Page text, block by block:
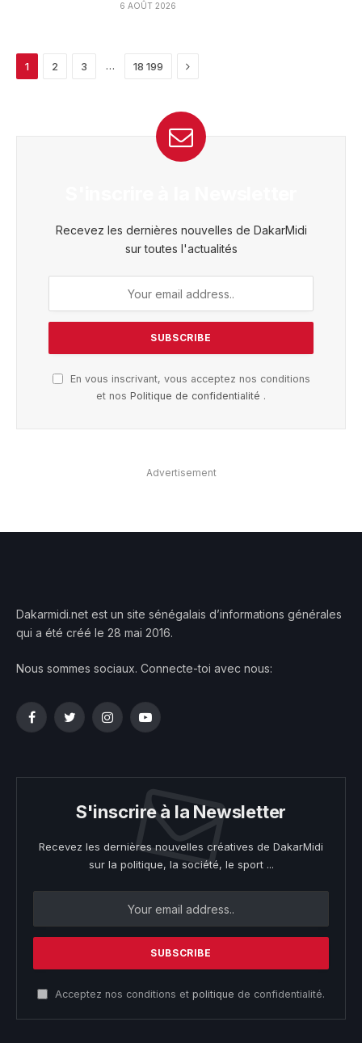
6 AOÛT 2026
1 2 3 … 18 199 Next
Recevez les dernières nouvelles de DakarMidi
sur toutes l'actualités
En vous inscrivant, vous acceptez nos conditions
et nos Politique de confidentialité .
Advertisement
Dakarmidi.net est un site sénégalais d’informations générales
qui a été créé le 28 mai 2016.
Nous sommes sociaux. Connecte-toi avec nous:
FacebookTwitterInstagramYouTube
S'inscrire à la Newsletter
Recevez les dernières nouvelles créatives de DakarMidi
sur la politique, la société, le sport ...
Acceptez nos conditions et politique de confidentialité.